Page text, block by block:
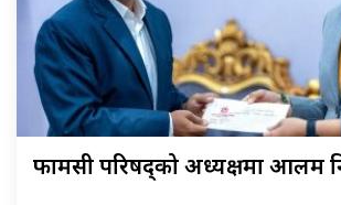
फार्मेसी परिषद्को अध्यक्षमा आलम